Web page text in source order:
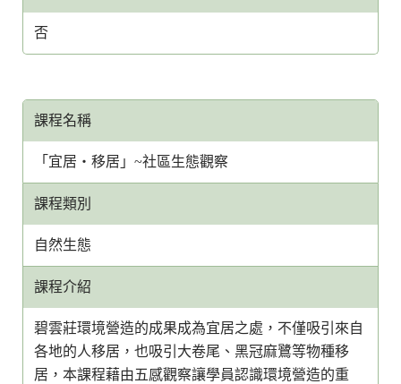
否
課程名稱
「宜居・移居」~社區生態觀察
課程類別
自然生態
課程介紹
碧雲莊環境營造的成果成為宜居之處，不僅吸引來自
各地的人移居，也吸引大卷尾、黑冠麻鷺等物種移
居，本課程藉由五感觀察讓學員認識環境營造的重